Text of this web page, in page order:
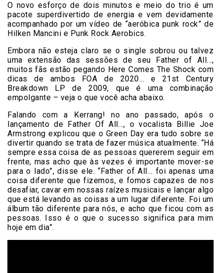
O novo esforço de dois minutos e meio do trio é um
pacote superdivertido de energia e vem devidamente
acompanhado por um vídeo de “aeróbica punk rock” de
Hilken Mancini e Punk Rock Aerobics.
Embora não esteja claro se o single sobrou ou talvez
uma extensão das sessões de seu Father of All…,
muitos fãs estão pegando Here Comes The Shock com
dicas de ambos FOA de 2020… e 21st Century
Breakdown LP de 2009, que é uma combinação
empolgante – veja o que você acha abaixo.
Falando com a Kerrang! no ano passado, após o
lançamento de Father Of All…, o vocalista Billie Joe
Armstrong explicou que o Green Day era tudo sobre se
divertir quando se trata de fazer música atualmente. “Há
sempre essa coisa de as pessoas quererem seguir em
frente, mas acho que às vezes é importante mover-se
para o lado”, disse ele. “Father of All… foi apenas uma
coisa diferente que fizemos, e fomos capazes de nos
desafiar, cavar em nossas raízes musicais e lançar algo
que está levando as coisas a um lugar diferente. Foi um
álbum tão diferente para nós, e acho que ficou com as
pessoas. Isso é o que o sucesso significa para mim
hoje em dia”.